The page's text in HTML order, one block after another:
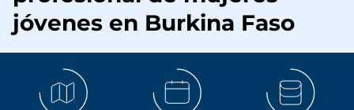
jóvenes en Burkina Faso